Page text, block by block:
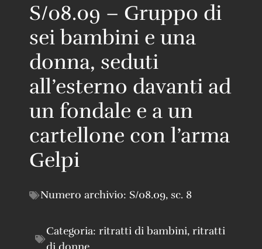
S/08.09 – Gruppo di
sei bambini e una
donna, seduti
all’esterno davanti ad
un fondale e a un
cartellone con l’arma
Gelpi
Numero archivio: S/08.09, sc. 8
Categoria: ritratti di bambini, ritratti